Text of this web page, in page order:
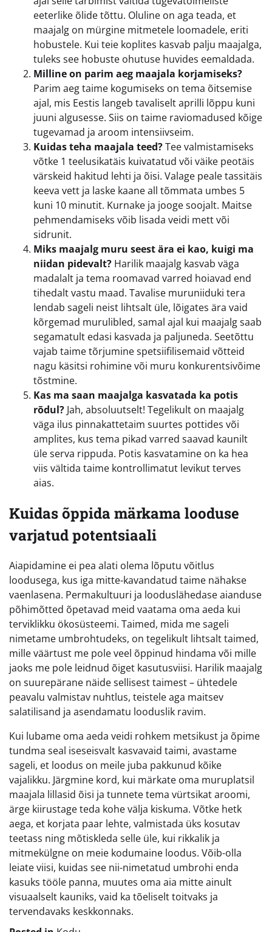
eeterlike õlide tõttu. Oluline on aga teada, et
maajalg on mürgine mitmetele loomadele, eriti
hobustele. Kui teie koplites kasvab palju maajalga,
tuleks see hobuste ohutuse huvides eemaldada.
Milline on parim aeg maajala korjamiseks?
Parim aeg taime kogumiseks on tema õitsemise
ajal, mis Eestis langeb tavaliselt aprilli lõppu kuni
juuni algusesse. Siis on taime raviomadused kõige
tugevamad ja aroom intensiivseim.
Kuidas teha maajala teed?Tee valmistamiseks
võtke 1 teelusikatäis kuivatatud või väike peotäis
värskeid hakitud lehti ja õisi. Valage peale tassitäis
keeva vett ja laske kaane all tõmmata umbes 5
kuni 10 minutit. Kurnake ja jooge soojalt. Maitse
pehmendamiseks võib lisada veidi mett või
sidrunit.
Miks maajalg muru seest ära ei kao, kuigi ma
niidan pidevalt? Harilik maajalg kasvab väga
madalalt ja tema roomavad varred hoiavad end
tihedalt vastu maad. Tavalise muruniiduki tera
lendab sageli neist lihtsalt üle, lõigates ära vaid
kõrgemad murulibled, samal ajal kui maajalg saab
segamatult edasi kasvada ja paljuneda. Seetõttu
vajab taime tõrjumine spetsiifilisemaid võtteid
nagu käsitsi rohimine või muru konkurentsivõime
tõstmine.
Kas ma saan maajalga kasvatada ka potis
rõdul? Jah, absoluutselt! Tegelikult on maajalg
väga ilus pinnakattetaim suurtes pottides või
amplites, kus tema pikad varred saavad kaunilt
üle serva rippuda. Potis kasvatamine on ka hea
viis vältida taime kontrollimatut levikut terves
aias.
Kuidas õppida märkama looduse
varjatud potentsiaali
Aiapidamine ei pea alati olema lõputu võitlus
loodusega, kus iga mitte-kavandatud taime nähakse
vaenlasena. Permakultuuri ja looduslähedase aianduse
põhimõtted õpetavad meid vaatama oma aeda kui
terviklikku ökosüsteemi. Taimed, mida me sageli
nimetame umbrohtudeks, on tegelikult lihtsalt taimed,
mille väärtust me pole veel õppinud hindama või mille
jaoks me pole leidnud õiget kasutusviisi. Harilik maajalg
on suurepärane näide sellisest taimest – ühtedele
peavalu valmistav nuhtlus, teistele aga maitsev
salatilisand ja asendamatu looduslik ravim.
Kui lubame oma aeda veidi rohkem metsikust ja õpime
tundma seal iseseisvalt kasvavaid taimi, avastame
sageli, et loodus on meile juba pakkunud kõike
vajalikku. Järgmine kord, kui märkate oma muruplatsil
maajala lillasid õisi ja tunnete tema vürtsikat aroomi,
ärge kiirustage teda kohe välja kiskuma. Võtke hetk
aega, et korjata paar lehte, valmistada üks kosutav
teetass ning mõtiskleda selle üle, kui rikkalik ja
mitmekülgne on meie kodumaine loodus. Võib-olla
leiate viisi, kuidas see nii-nimetatud umbrohi enda
kasuks tööle panna, muutes oma aia mitte ainult
visuaalselt kauniks, vaid ka tõeliselt toitvaks ja
tervendavaks keskkonnaks.